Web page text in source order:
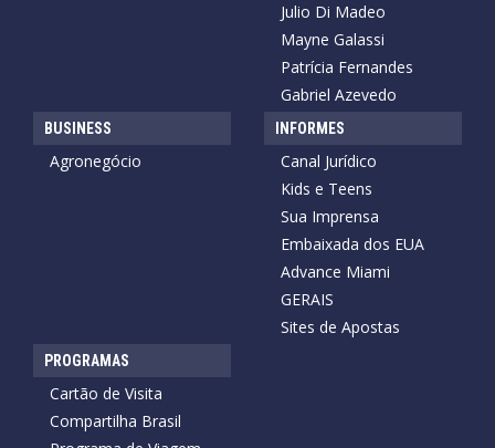
Julio Di Madeo
Mayne Galassi
Patrícia Fernandes
Gabriel Azevedo
BUSINESS
Agronegócio
INFORMES
Canal Jurídico
Kids e Teens
Sua Imprensa
Embaixada dos EUA
Advance Miami
GERAIS
Sites de Apostas
PROGRAMAS
Cartão de Visita
Compartilha Brasil